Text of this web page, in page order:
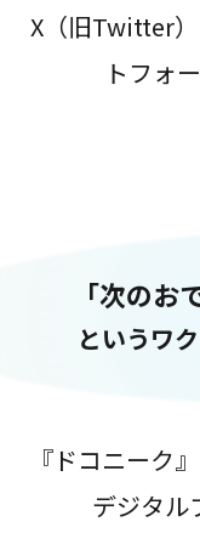
X（旧Twitter
トフォ
「次のお
というワ
『ドコニーク
デジタル